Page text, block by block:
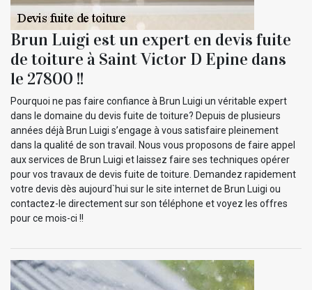
Brun Luigi est un expert en devis fuite
de toiture à Saint Victor D Epine dans
le 27800 !!
Pourquoi ne pas faire confiance à Brun Luigi un véritable expert
dans le domaine du devis fuite de toiture? Depuis de plusieurs
années déjà Brun Luigi s’engage à vous satisfaire pleinement
dans la qualité de son travail. Nous vous proposons de faire appel
aux services de Brun Luigi et laissez faire ses techniques opérer
pour vos travaux de devis fuite de toiture. Demandez rapidement
votre devis dès aujourd`hui sur le site internet de Brun Luigi ou
contactez-le directement sur son téléphone et voyez les offres
pour ce mois-ci !!